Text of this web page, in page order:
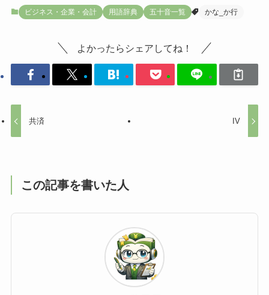
ビジネス・企業・会計 用語辞典 五十音一覧 かな_か行
よかったらシェアしてね！
共済 IV
この記事を書いた人